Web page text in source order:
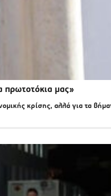
πρωτοτόκια μας»
κρίσης, αλλά για τα